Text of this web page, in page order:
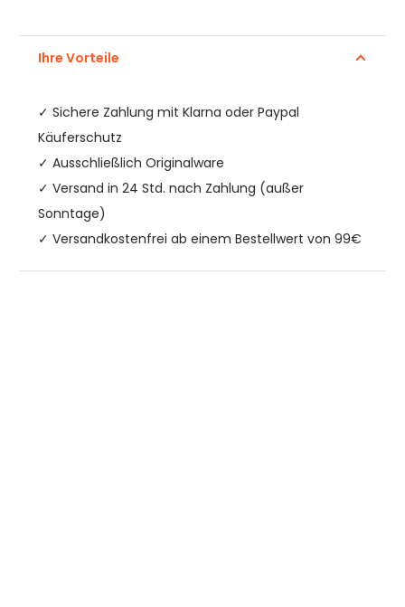
Ihre Vorteile
✓ Sichere Zahlung mit Klarna oder Paypal
Käuferschutz
✓ Ausschließlich Originalware
✓ Versand in 24 Std. nach Zahlung (außer
Sonntage)
✓ Versandkostenfrei ab einem Bestellwert von 99€